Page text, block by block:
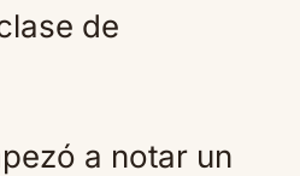
de
a notar un